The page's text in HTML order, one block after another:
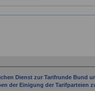
Dienst zur Tarifrunde Bund
der Einigung der Tarifparteien